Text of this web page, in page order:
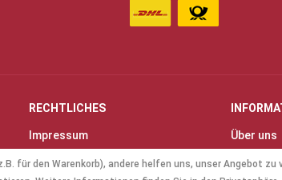
RECHTLICHES
Impressum
Allgemeine Geschäftsbedingungen
(AGB)
Über uns
Kontakt
Anfahrt
für den Warenkorb), andere helfen uns, unser Angebot